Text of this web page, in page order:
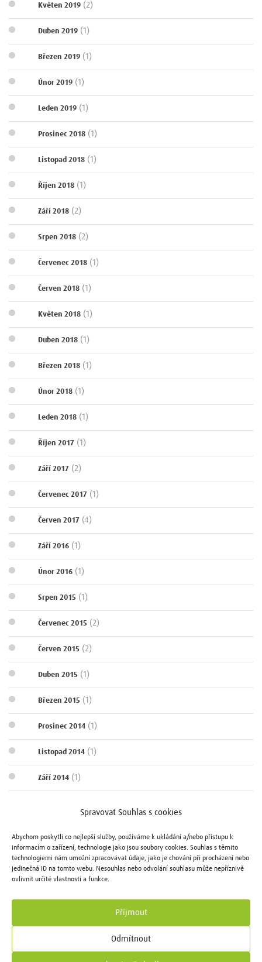
Spravovat Souhlas s cookies
Abychom poskytli co nejlepší služby, používáme k ukládání a/nebo přístupu k
informacím o zařízení, technologie jako jsou soubory cookies. Souhlas s těmito
technologiemi nám umožní zpracovávat údaje, jako je chování při procházení nebo
jedinečná ID na tomto webu. Nesouhlas nebo odvolání souhlasu může nepříznivě
ovlivnit určité vlastnosti a funkce.
Příjmout
Odmítnout
Květen 2019 (2)
Duben 2019 (1)
Březen 2019 (1)
Únor 2019 (1)
Leden 2019 (1)
Prosinec 2018 (1)
Listopad 2018 (1)
Říjen 2018 (1)
Září 2018 (2)
Srpen 2018 (2)
Červenec 2018 (1)
Červen 2018 (1)
Květen 2018 (1)
Duben 2018 (1)
Březen 2018 (1)
Únor 2018 (1)
Leden 2018 (1)
Říjen 2017 (1)
Září 2017 (2)
Červenec 2017 (1)
Červen 2017 (4)
Září 2016 (1)
Únor 2016 (1)
Srpen 2015 (1)
Červenec 2015 (2)
Červen 2015 (2)
Duben 2015 (1)
Březen 2015 (1)
Prosinec 2014 (1)
Listopad 2014 (1)
Září 2014 (1)
Duben 2014(1)
Prosinec 2013(1)
Genius Loci Developer © 2022